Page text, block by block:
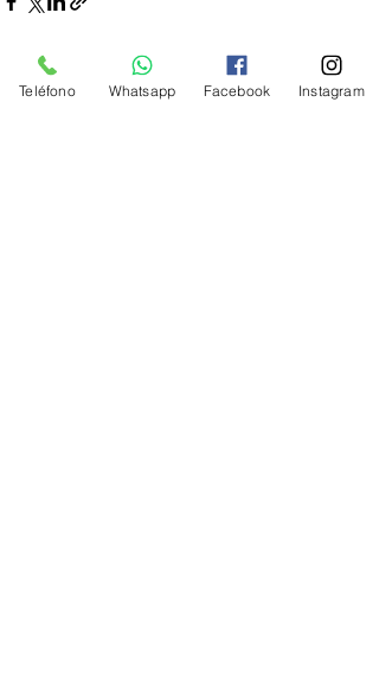
Teléfono Whatsapp Facebook Instagram